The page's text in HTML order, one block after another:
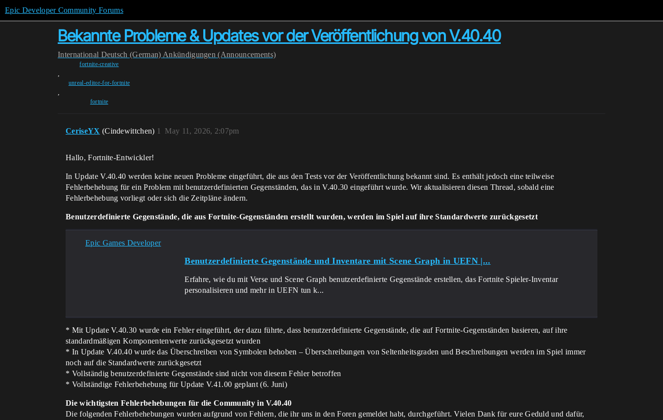
Epic Developer Community Forums
Bekannte Probleme & Updates vor der Veröffentlichung von V.40.40
International Deutsch (German) Ankündigungen (Announcements)
fortnite-creative
,
unreal-editor-for-fortnite
,
fortnite
CeriseYX (Cindewittchen) May 11, 2026, 2:07pm
1
Hallo, Fortnite-Entwickler!
In Update V.40.40 werden keine neuen Probleme eingeführt, die aus den Tests vor der Veröffentlichung bekannt sind. Es enthält jedoch eine teilweise
Fehlerbehebung für ein Problem mit benutzerdefinierten Gegenständen, das in V.40.30 eingeführt wurde. Wir aktualisieren diesen Thread, sobald eine
Fehlerbehebung vorliegt oder sich die Zeitpläne ändern.
Benutzerdefinierte Gegenstände, die aus Fortnite-Gegenständen erstellt wurden, werden im Spiel auf ihre Standardwerte zurückgesetzt
Epic Games Developer
Benutzerdefinierte Gegenstände und Inventare mit Scene Graph in UEFN |...
Erfahre, wie du mit Verse und Scene Graph benutzerdefinierte Gegenstände erstellen, das Fortnite Spieler-Inventar
personalisieren und mehr in UEFN tun k...
* Mit Update V.40.30 wurde ein Fehler eingeführt, der dazu führte, dass benutzerdefinierte Gegenstände, die auf Fortnite-Gegenständen basieren, auf ihre
standardmäßigen Komponentenwerte zurückgesetzt wurden
* In Update V.40.40 wurde das Überschreiben von Symbolen behoben – Überschreibungen von Seltenheitsgraden und Beschreibungen werden im Spiel immer
noch auf die Standardwerte zurückgesetzt
* Vollständig benutzerdefinierte Gegenstände sind nicht von diesem Fehler betroffen
* Vollständige Fehlerbehebung für Update V.41.00 geplant (6. Juni)
Die wichtigsten Fehlerbehebungen für die Community in V.40.40
Die folgenden Fehlerbehebungen wurden aufgrund von Fehlern, die ihr uns in den Foren gemeldet habt, durchgeführt. Vielen Dank für eure Geduld und dafür,